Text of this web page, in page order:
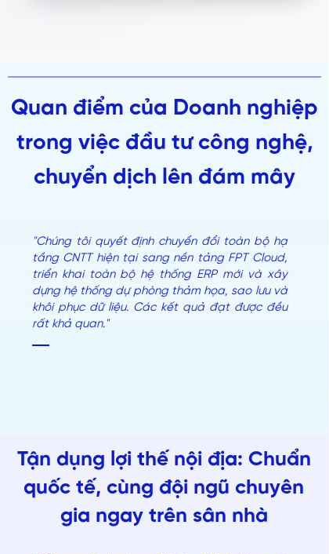
"Chúng tôi quyết định chuyển đổi toàn bộ hạ
tầng CNTT hiện tại sang nền tảng FPT Cloud,
triển khai toàn bộ hệ thống ERP mới và xây
dựng hệ thống dự phòng thảm họa, sao lưu và
khôi phục dữ liệu. Các kết quả đạt được đều
rất khả quan."
Quan điểm của Doanh nghiệp
trong việc đầu tư công nghệ,
chuyển dịch lên đám mây
Tận dụng lợi thế nội địa: Chuẩn
quốc tế, cùng đội ngũ chuyên
gia ngay trên sân nhà